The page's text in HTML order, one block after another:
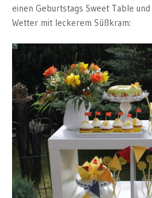
einen Geburtstags Sweet Table
Wetter mit leckerem Süßkram: